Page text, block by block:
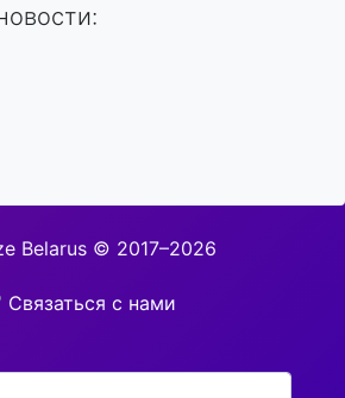
Belarus © 2017–2026
Связаться с нами